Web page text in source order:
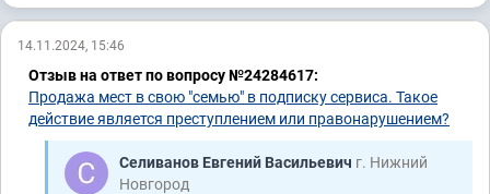
14.11.2024, 15:46
Отзыв на ответ по вопросу №24284617:
Продажа мест в свою "семью" в подписку сервиса. Такое
действие является преступлением или правонарушением?
Селиванов Евгений Васильевич г. Нижний
Новгород